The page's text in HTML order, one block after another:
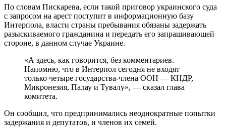
По словам Пискарева, если такой приговор украинского суда
с запросом на арест поступит в информационную базу
Интерпола, власти страны пребывания обязаны задержать
разыскиваемого гражданина и передать его запрашивающей
стороне, в данном случае Украине.
«А здесь, как говорится, без комментариев.
Напомню, что в Интерпол сегодня не входят
только четыре государства-члена ООН — КНДР,
Микронезия, Палау и Тувалу», — сказал глава
комитета.
Он сообщил, что предпринимались неоднократные попытки
задержания и депутатов, и членов их семей.